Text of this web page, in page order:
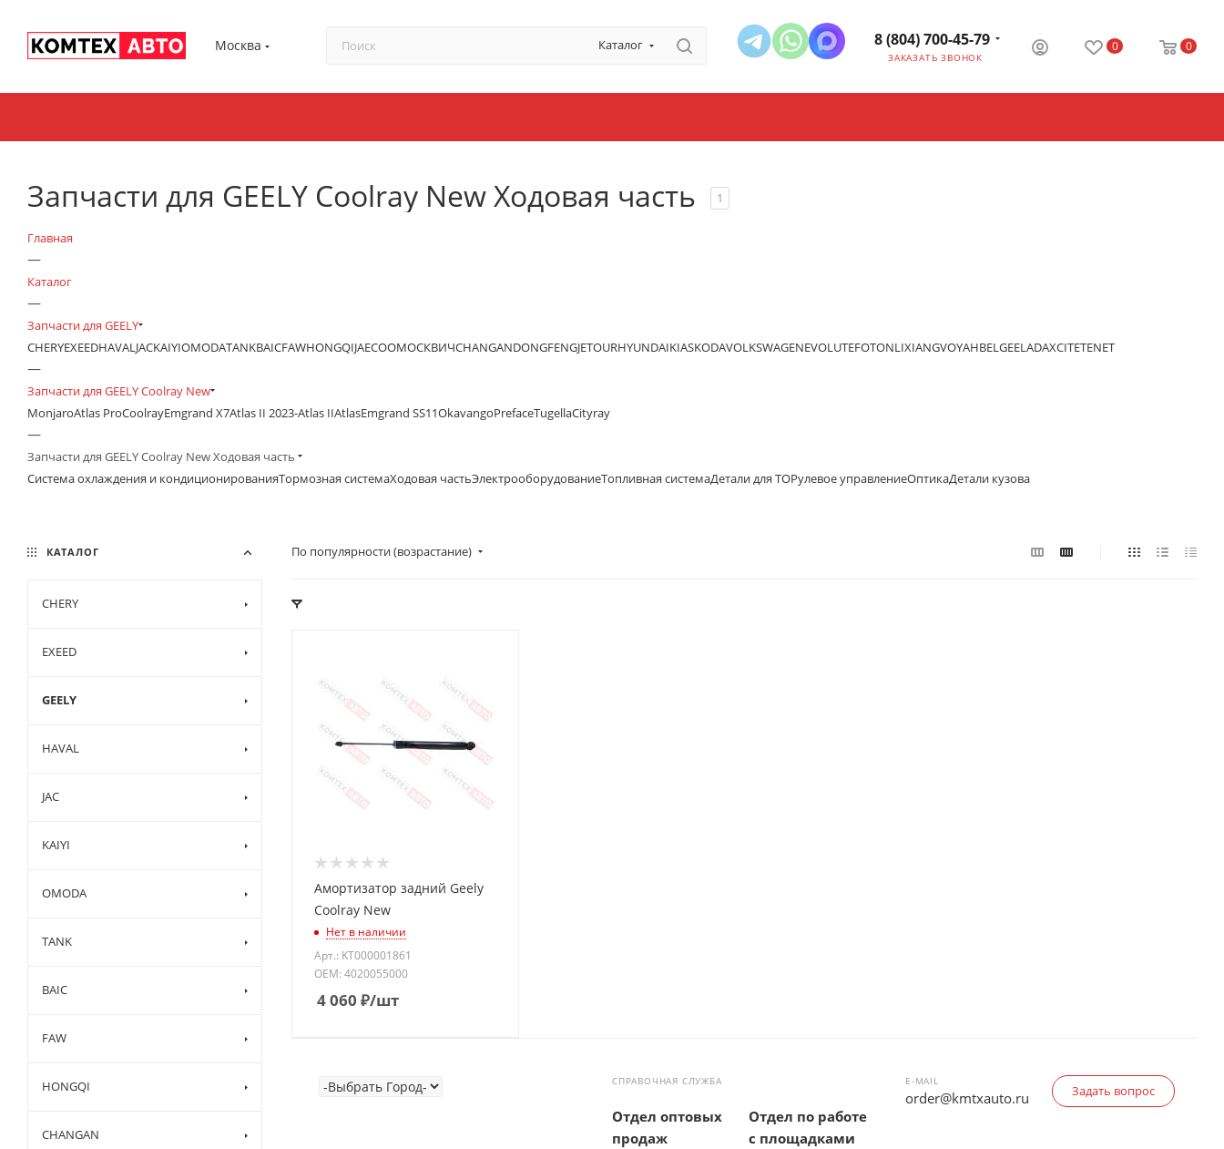
Москва Каталог 8 (804) 700-45-79
ЗАКАЗАТЬ ЗВОНОК
0 0
Запчасти для GEELY Coolray New Ходовая часть 1
Главная
—
Каталог
—
Запчасти для GEELY
CHERYEXEEDHAVALJACKAIYIOMODATANKBAICFAWHONGQIJAECOOМОСКВИЧCHANGANDONGFENGJETOURHYUNDAIKIASKODAVOLKSWAGENEVOLUTEFOTONLIXIANGVOYAHBELGEELADAXCITETENET
—
Запчасти для GEELY Coolray New
MonjaroAtlas ProCoolrayEmgrand Х7Atlas II 2023-Atlas IIAtlasEmgrand SS11OkavangoPrefaceTugellaCityray
—
Запчасти для GEELY Coolray New Ходовая часть
Система охлаждения и кондиционированияТормозная системаХодовая частьЭлектрооборудованиеТопливная системаДетали для ТОРулевое управлениеОптикаДетали кузова
По популярности (возрастание)
Амортизатор задний Geely
Coolray New
Нет в наличии
Арт.: KT000001861
OEM: 4020055000
4 060 ₽/шт
СПРАВОЧНАЯ СЛУЖБА
Отдел оптовых
продаж
Отдел по работе
с площадками
E-MAIL
order@kmtxauto.ru Задать вопрос
КАТАЛОГ
CHERY
EXEED
GEELY
HAVAL
JAC
KAIYI
OMODA
TANK
BAIC
FAW
HONGQI
CHANGAN